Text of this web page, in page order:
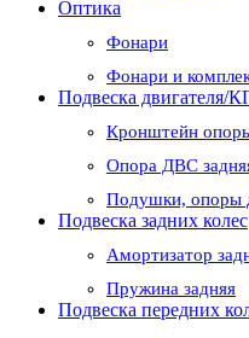
Оптика
Фонари
Фонари и
Подвеска двигателя/
Кронштейн
Опора ДВС
Подушки, опоры
Подвеска задних колес
Амортизатор
Пружина задняя
Подвеска передних